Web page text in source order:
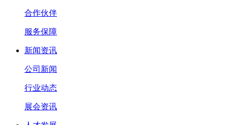
合作伙伴
服务保障
新闻资讯
公司新闻
行业动态
展会资讯